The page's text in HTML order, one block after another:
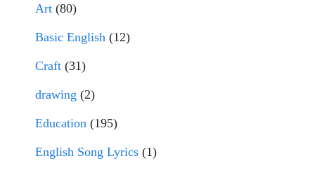
Art (80)
Basic English (12)
Craft (31)
drawing (2)
Education (195)
English Song Lyrics (1)